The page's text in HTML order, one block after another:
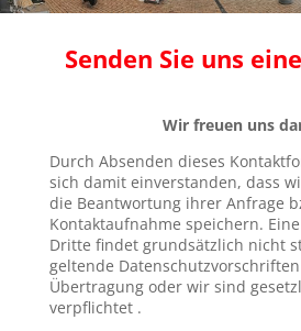
Senden Sie uns
Wir freuen uns
Durch Absenden dieses
sich damit einverstanden, dass
die Beantwortung ihrer Anfrage
Kontaktaufnahme speichern.
Dritte findet grundsätzlich nicht
geltende
Übertragung oder wir sind
verpflichtet .